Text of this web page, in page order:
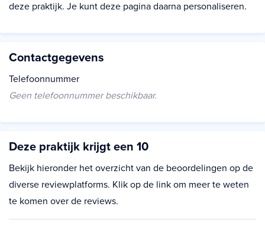
deze praktijk. Je kunt deze pagina daarna personaliseren.
Contactgegevens
Telefoonnummer
Geen telefoonnummer beschikbaar.
Deze praktijk krijgt een 10
Bekijk hieronder het overzicht van de beoordelingen op de
diverse reviewplatforms. Klik op de link om meer te weten
te komen over de reviews.